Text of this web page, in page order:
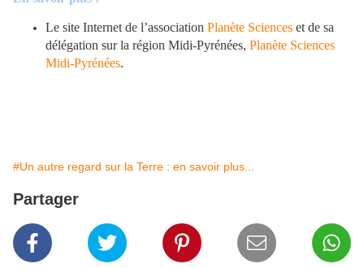
Le site Internet de l’association Planète Sciences et de sa
délégation sur la région Midi-Pyrénées, Planète Sciences
Midi-Pyrénées.
#Un autre regard sur la Terre : en savoir plus...
Partager